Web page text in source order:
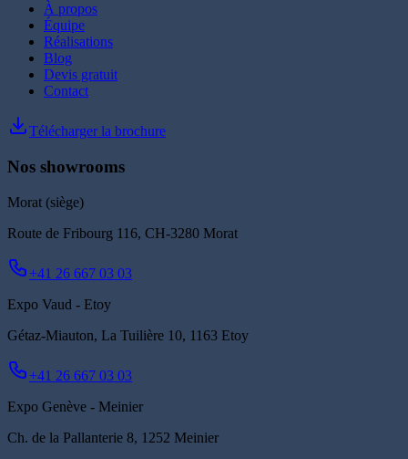
À propos
Équipe
Réalisations
Blog
Devis gratuit
Contact
Télécharger la brochure
Nos showrooms
Morat (siège)
Route de Fribourg 116, CH-3280 Morat
+41 26 667 03 03
Expo Vaud - Etoy
Gétaz-Miauton, La Tuilière 10, 1163 Etoy
+41 26 667 03 03
Expo Genève - Meinier
Ch. de la Pallanterie 8, 1252 Meinier